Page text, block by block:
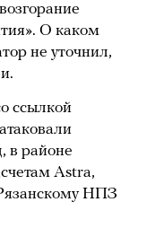
О каком
не уточнил,
ссылкой
в районе
Astra,
НПЗ